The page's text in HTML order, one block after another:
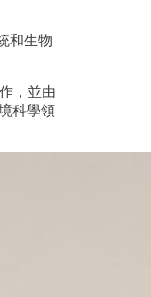
和生物
，並由
科學領